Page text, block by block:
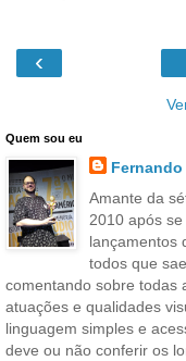
‹
Quem sou eu
Amante da
2010 após
lançamentos
todos que
comentando sobre todas
atuações e qualidades
linguagem simples e
deve ou não conferir os